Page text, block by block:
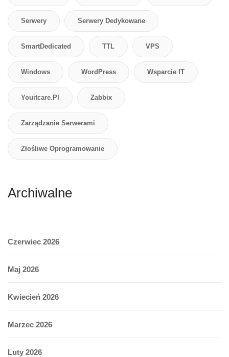
Serwery Serwery Dedykowane
SmartDedicated TTL VPS
Windows WordPress Wsparcie IT
Youitcare.pl Zabbix
Zarządzanie Serwerami
Złośliwe Oprogramowanie
Archiwalne
Czerwiec 2026
Maj 2026
Kwiecień 2026
Marzec 2026
Luty 2026